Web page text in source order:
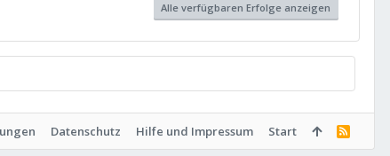
Alle verfügbaren Erfolge anzeigen
Datenschutz Hilfe und Impressum Start
R